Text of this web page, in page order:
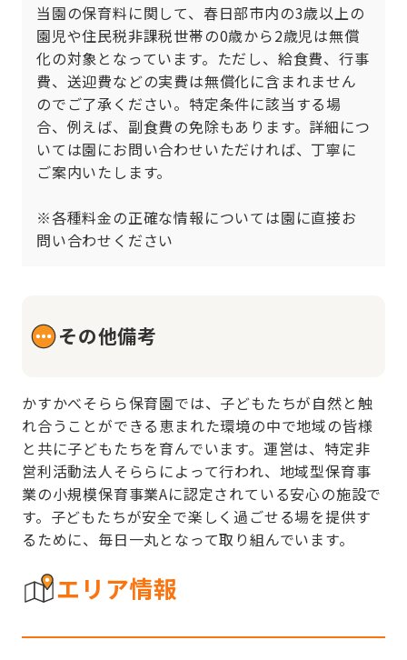
当園の保育料に関して、春日部市内の3歳以上の
園児や住民税非課税世帯の0歳から2歳児は無償
化の対象となっています。ただし、給食費、行事
費、送迎費などの実費は無償化に含まれません
のでご了承ください。特定条件に該当する場
合、例えば、副食費の免除もあります。詳細につ
いては園にお問い合わせいただければ、丁寧に
ご案内いたします。
※各種料金の正確な情報については園に直接お
問い合わせください
その他備考
かすかべそらら保育園では、子どもたちが自然と触
れ合うことができる恵まれた環境の中で地域の皆様
と共に子どもたちを育んでいます。運営は、特定非
営利活動法人そららによって行われ、地域型保育事
業の小規模保育事業Aに認定されている安心の施設で
す。子どもたちが安全で楽しく過ごせる場を提供す
るために、毎日一丸となって取り組んでいます。
エリア情報